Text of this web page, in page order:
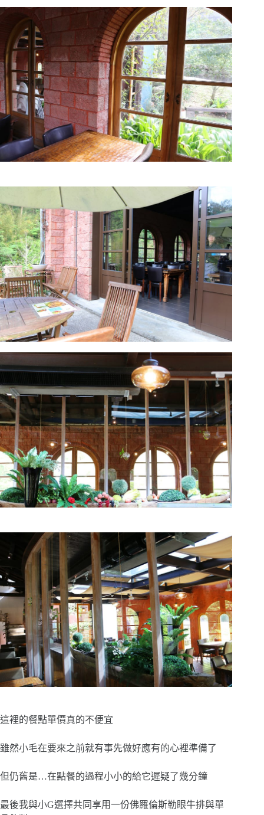
這裡的餐點單價真的不便宜
雖然小毛在要來之前就有事先做好應有的心裡準備了
但仍舊是…在點餐的過程小小的給它遲疑了幾分鐘
最後我與小G選擇共同享用一份佛羅倫斯勒眼牛排與單